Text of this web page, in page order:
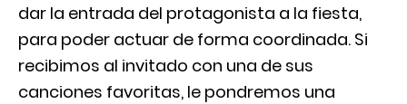
dar la entrada del protagonista a la fiesta,
para poder actuar de forma coordinada. Si
recibimos al invitado con una de sus
canciones favoritas, le pondremos una